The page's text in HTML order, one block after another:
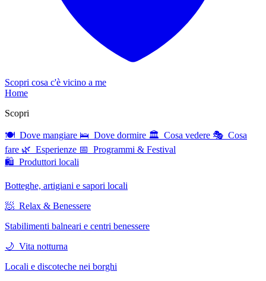
Scopri cosa c'è vicino a me
Home
Scopri
🍽 Dove mangiare 🛌 Dove dormire 🏛 Cosa vedere 🎭 Cosa
fare 🌿 Esperienze 📅 Programmi & Festival
🛍 Produttori locali
Botteghe, artigiani e sapori locali
🧖 Relax & Benessere
Stabilimenti balneari e centri benessere
🌙 Vita notturna
Locali e discoteche nei borghi